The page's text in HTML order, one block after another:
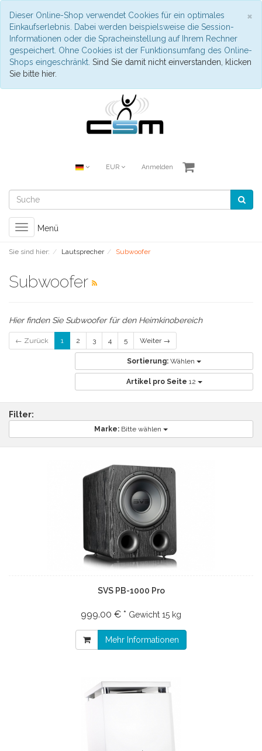
×
Dieser Online-Shop verwendet Cookies für ein optimales
Einkaufserlebnis. Dabei werden beispielsweise die Session-
Informationen oder die Spracheinstellung auf Ihrem Rechner
gespeichert. Ohne Cookies ist der Funktionsumfang des Online-
Shops eingeschränkt. Sind Sie damit nicht einverstanden, klicken
Sie bitte hier.
EUR Anmelden
Toggle
navigation
Menü
Sie sind hier: Lautsprecher Subwoofer
Subwoofer
Hier finden Sie Subwoofer für den Heimkinobereich
← Zurück 1 2 3 4 5 Weiter →
Sortierung: Wählen
Artikel pro Seite 12
Filter:
Marke: Bitte wählen
SVS PB-1000 Pro
999.00 € * Gewicht 15 kg
Mehr Informationen